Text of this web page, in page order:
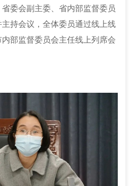
委会副主委、省内部监督委员
持会议，全体委员通过线上线
部监督委员会主任线上列席会